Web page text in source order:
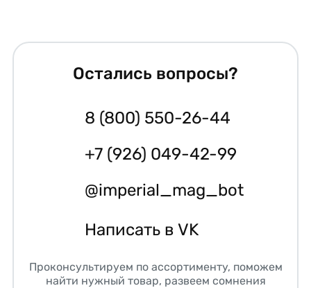
Остались вопросы?
8 (800) 550-26-44
+7 (926) 049-42-99
@imperial_mag_bot
Написать в VK
Проконсультируем по ассортименту, поможем
найти нужный товар, развеем сомнения